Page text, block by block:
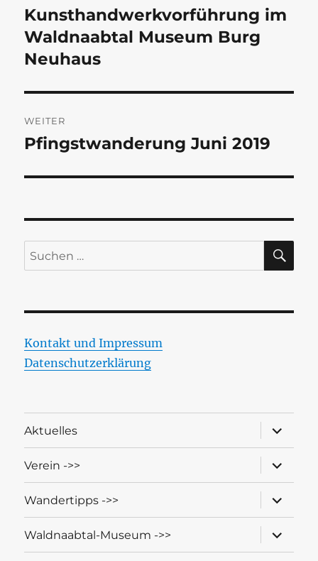
Vorheriger
Beitrag:
Kunsthandwerkvorführung im
Waldnaabtal Museum Burg
Neuhaus
WEITER
Nächster
Pfingstwanderung Juni 2019
Suchen
nach:
Kontakt und Impressum
Datenschutzerklärung
Aktuelles
öffnen
Verein ->>
öffnen
Wandertipps ->>
öffnen
Waldnaabtal-Museum ->>
öffnen